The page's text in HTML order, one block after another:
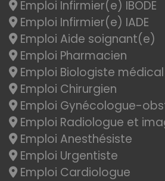
Emploi Infirmier(e) IBODE
Emploi Infirmier(e) IADE
Emploi Aide soignant(e)
Emploi Pharmacien
Emploi Biologiste médical
Emploi Chirurgien
Emploi Gynécologue-
Emploi Radiologue et
Emploi Anesthésiste
Emploi Urgentiste
Emploi Cardiologue